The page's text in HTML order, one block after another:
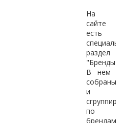
На
сайте
есть
раздел
"Бренды".
В нем
собраны
и
по
брендам